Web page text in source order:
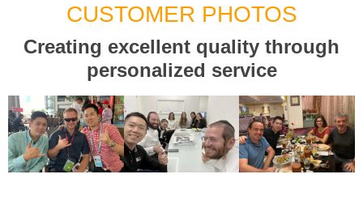
CUSTOMER PHOTOS
Creating excellent quality through
personalized service